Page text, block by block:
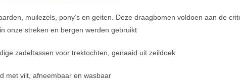
muilezels, pony’s en geiten. Deze draagbomen voldoen aan de
onze streken en bergen werden gebruikt
zadeltassen voor trektochten, genaaid uit zeildoek
met vilt, afneembaar en wasbaar